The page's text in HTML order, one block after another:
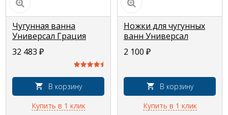
Чугунная ванна
Универсал Грация
170x70
32 483 ₽
В корзину
Купить в 1 клик
Ножки для чугунных
ванн Универсал
2 100 ₽
В корзину
Купить в 1 клик